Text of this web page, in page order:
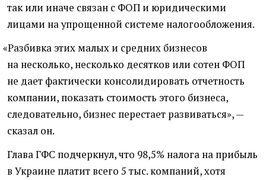
так или иначе связан с ФОП и юридическими
лицами на упрощенной системе налогообложения.
«Разбивка этих малых и средних бизнесов
на несколько, несколько десятков или сотен ФОП
не дает фактически консолидировать отчетность
компании, показать стоимость этого бизнеса,
следовательно, бизнес перестает развиваться», —
сказал он.
Глава ГФС подчеркнул, что 98,5% налога на прибыль
в Украине платит всего 5 тыс. компаний, хотя